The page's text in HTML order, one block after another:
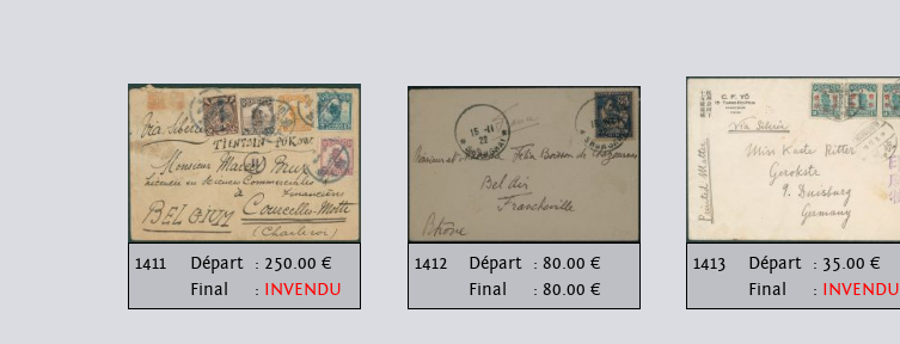
1411 Départ : 250.00 €
Final
: INVENDU
1412 Départ : 80.00 €
Final
: 80.00 €
1413 Départ : 35.00 €
Final
: INVENDU